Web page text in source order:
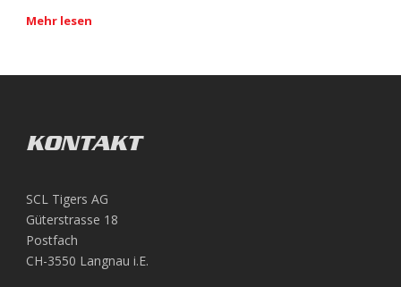
Mehr lesen
KONTAKT
SCL Tigers AG
Güterstrasse 18
Postfach
CH-3550 Langnau i.E.